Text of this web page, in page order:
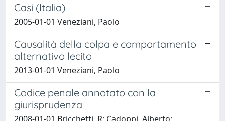
Casi (Italia)
2005-01-01 Veneziani, Paolo
Causalità della colpa e comportamento
alternativo lecito
2013-01-01 Veneziani, Paolo
Codice penale annotato con la
giurisprudenza